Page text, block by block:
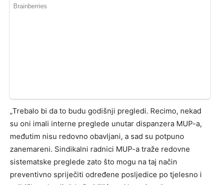
„Trebalo bi da to budu godišnji pregledi. Recimo, nekad
su oni imali interne preglede unutar dispanzera MUP-a,
međutim nisu redovno obavljani, a sad su potpuno
zanemareni. Sindikalni radnici MUP-a traže redovne
sistematske preglede zato što mogu na taj način
preventivno spriječiti određene posljedice po tjelesno i